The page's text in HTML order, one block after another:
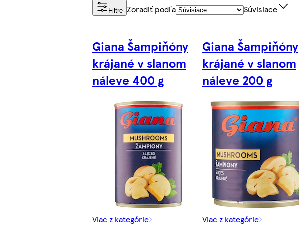
Filtre Zoradiť podľa Súvisiace
Giana Šampiňóny
krájané v slanom
náleve 400 g
Viac z kategórie
Giana Šampiňóny
krájané v slanom
náleve 200 g
Viac z kategórie